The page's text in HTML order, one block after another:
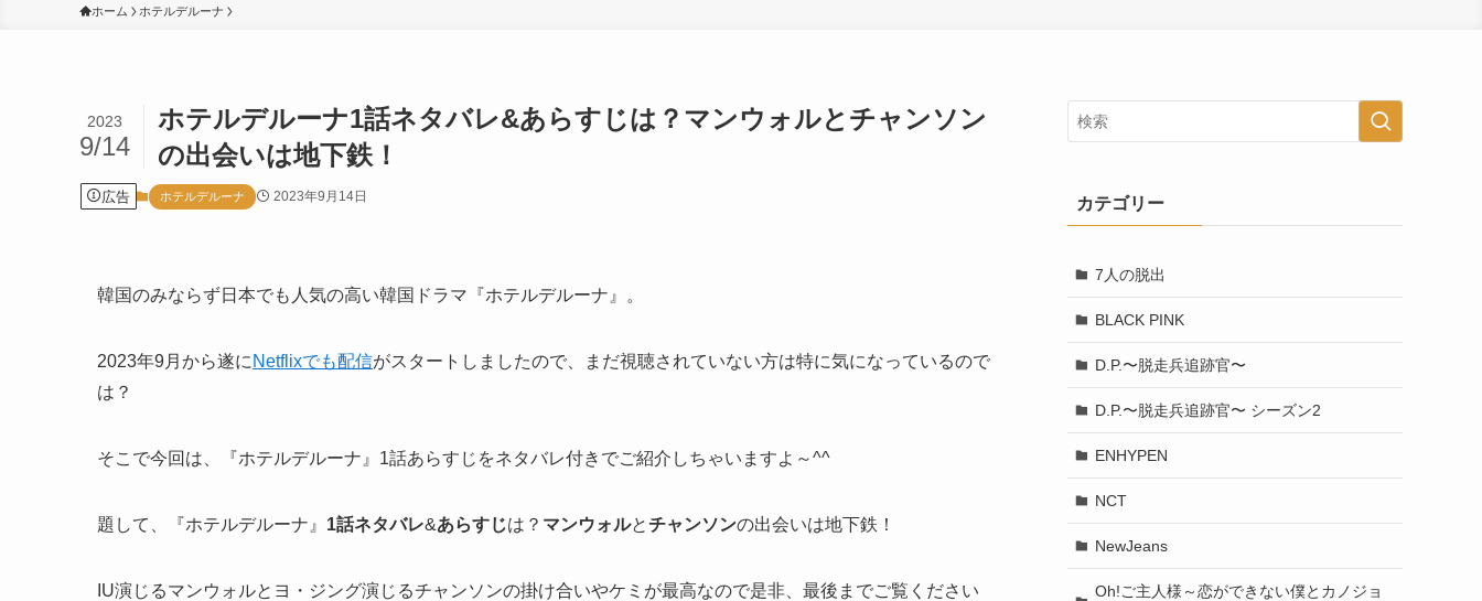
ホーム ホテルデルーナ
ホテルデルーナ1話ネタバレ&あらすじは？マンウォルとチャンソン
の出会いは地下鉄！
2023
9/14
広告 ホテルデルーナ 2023年9月14日
韓国のみならず日本でも人気の高い韓国ドラマ 『ホテルデルーナ』 。
2023年9月から遂に Netflixでも配信がスタートしましたので、まだ視聴されていない方は特に気になっているので
は？
そこで今回は、『ホテルデルーナ』 1話あらすじ をネタバレ付きでご紹介しちゃいますよ～^^
題して、『ホテルデルーナ』 1話ネタバレ&あらすじは？ マンウォルとチャンソンの出会いは地下鉄！
IU演じるマンウォルとヨ・ジング演じるチャンソンの掛け合いやケミが最高なので是非、最後までご覧ください
カテゴリー
7人の脱出
BLACK PINK
D.P.〜脱走兵追跡官〜
D.P.〜脱走兵追跡官〜 シーズン2
ENHYPEN
NCT
NewJeans
Oh!ご主人様～恋ができない僕とカノジョ